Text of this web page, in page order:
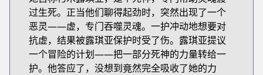
过生死。正当他们聊得起劲时，突然出现了一个
恶灵——虚，专门吞噬灵魂。一护冲动地想要对
抗虚，结果被露琪亚保护时受了伤。露琪亚提议
一个冒险的计划——把一部分死神的力量转给一
护。他答应了，没想到竟然完全吸收了她的力